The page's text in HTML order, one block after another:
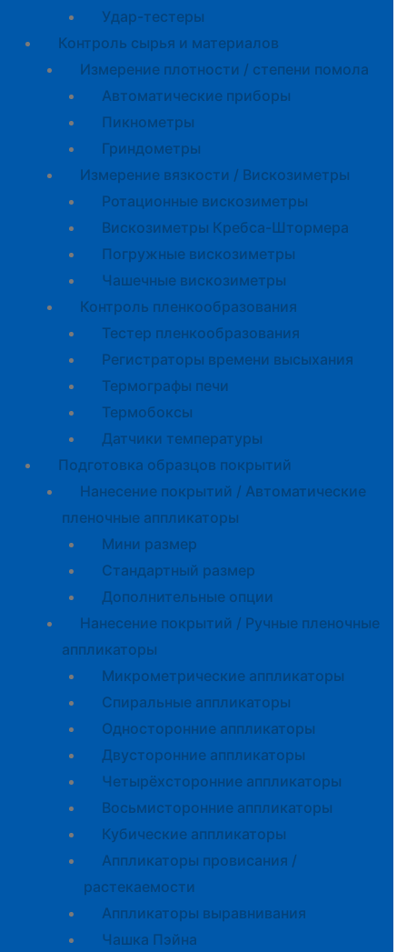
Удар-тестеры
Контроль сырья и материалов
Измерение плотности / степени помола
Автоматические приборы
Пикнометры
Гриндометры
Измерение вязкости / Вискозиметры
Ротационные вискозиметры
Вискозиметры Кребса-Штормера
Погружные вискозиметры
Чашечные вискозиметры
Контроль пленкообразования
Тестер пленкообразования
Регистраторы времени высыхания
Термографы печи
Термобоксы
Датчики температуры
Подготовка образцов покрытий
Нанесение покрытий / Автоматические
пленочные аппликаторы
Мини размер
Стандартный размер
Дополнительные опции
Нанесение покрытий / Ручные пленочные
аппликаторы
Микрометрические аппликаторы
Спиральные аппликаторы
Односторонние аппликаторы
Двусторонние аппликаторы
Четырёхсторонние аппликаторы
Восьмисторонние аппликаторы
Кубические аппликаторы
Аппликаторы провисания /
растекаемости
Аппликаторы выравнивания
Чашка Пэйна